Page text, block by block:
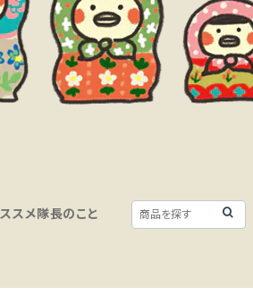
ススメ隊長のこと